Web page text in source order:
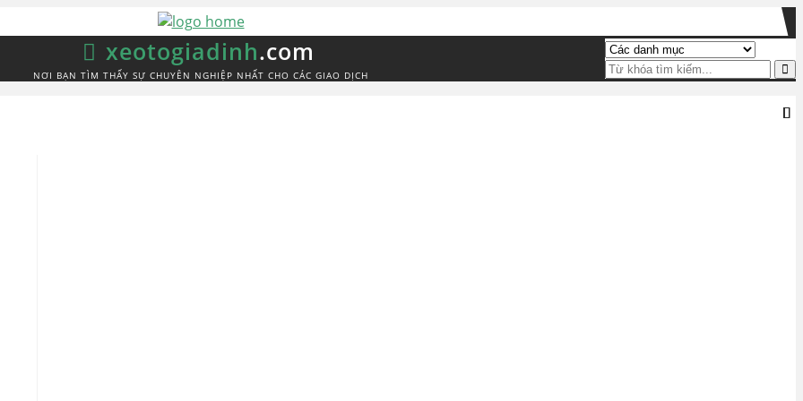
xeotogiadinh.com
NƠI BẠN TÌM THẤY SỰ CHUYÊN NGHIỆP NHẤT CHO CÁC GIAO DỊCH